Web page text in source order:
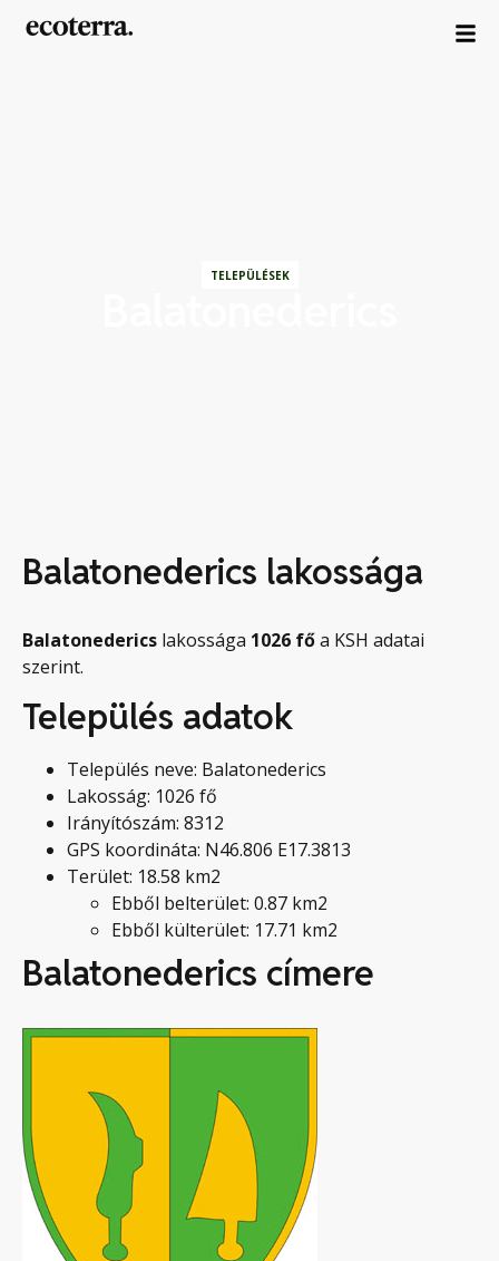
TELEPÜLÉSEK
Balatonederics lakossága
Balatonederics lakossága 1026 főa KSH adatai
szerint.
Település adatok
Település neve: Balatonederics
Lakosság: 1026 fő
Irányítószám: 8312
GPS koordináta: N46.806 E17.3813
Terület: 18.58 km2
Ebből belterület: 0.87 km2
Ebből külterület: 17.71 km2
Balatonederics címere